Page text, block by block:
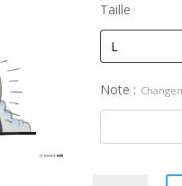
Taille
Note :